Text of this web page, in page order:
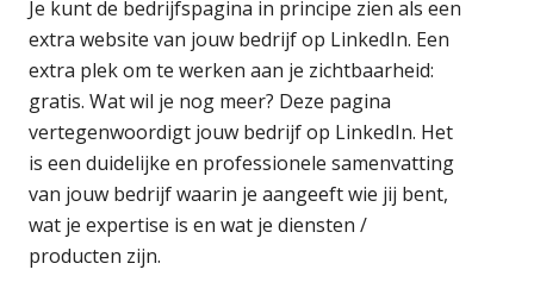
Je kunt de bedrijfspagina in principe zien als een
extra website van jouw bedrijf op LinkedIn. Een
extra plek om te werken aan je zichtbaarheid:
gratis. Wat wil je nog meer? Deze pagina
vertegenwoordigt jouw bedrijf op LinkedIn. Het
is een duidelijke en professionele samenvatting
van jouw bedrijf waarin je aangeeft wie jij bent,
wat je expertise is en wat je diensten /
producten zijn.